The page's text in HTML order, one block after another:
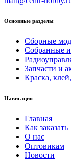
Основные разделы
Сборные
Собранные
Запчасти и
Краска,
Навигация
Главная
Как заказать
О нас
Оптовикам
Новости